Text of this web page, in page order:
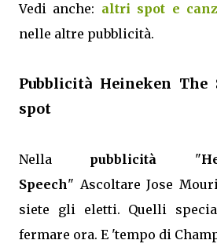
Vedi anche: altri spot e
nelle altre pubblicità.
Pubblicità Heineken The
spot
Nella pubblicità "
Speech" Ascoltare Jose
siete gli eletti. Quelli
fermare ora. E 'tempo di